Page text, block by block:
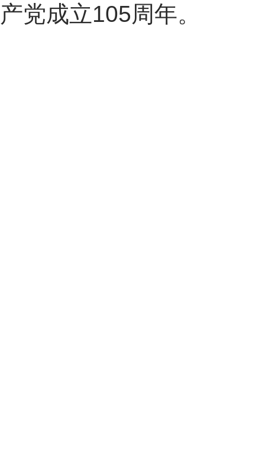
产党成立105周年。